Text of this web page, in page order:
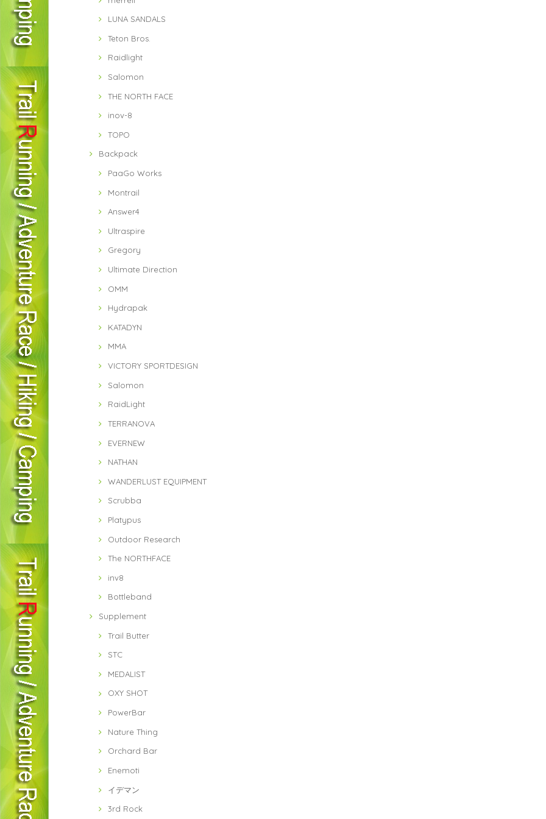
LUNA SANDALS
Teton Bros.
Raidlight
Salomon
THE NORTH FACE
inov-8
TOPO
Backpack
PaaGo Works
Montrail
Answer4
Ultraspire
Gregory
Ultimate Direction
OMM
Hydrapak
KATADYN
MMA
VICTORY SPORTDESIGN
Salomon
RaidLight
TERRANOVA
EVERNEW
NATHAN
WANDERLUST EQUIPMENT
Scrubba
Platypus
Outdoor Research
The NORTHFACE
inv8
Bottleband
Supplement
Trail Butter
STC
MEDALIST
OXY SHOT
PowerBar
Nature Thing
Orchard Bar
Enemoti
イデマン
3rd Rock